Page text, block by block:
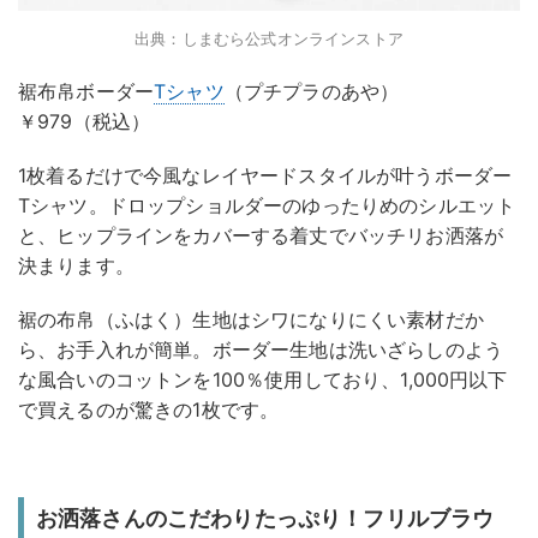
出典：しまむら公式オンラインストア
裾布帛ボーダーTシャツ （プチプラのあや）
￥979（税込）
1枚着るだけで今風なレイヤードスタイルが叶うボーダー
Tシャツ。ドロップショルダーのゆったりめのシルエット
と、ヒップラインをカバーする着丈でバッチリお洒落が
決まります。
裾の布帛（ふはく）生地はシワになりにくい素材だか
ら、お手入れが簡単。ボーダー生地は洗いざらしのよう
な風合いのコットンを100％使用しており、1,000円以下
で買えるのが驚きの1枚です。
お洒落さんのこだわりたっぷり！フリルブラウ